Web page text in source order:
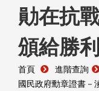
校史館簡介
藏品清單全覽
資料調閱申請
勛在抗
頒給勝
首頁
進階查詢
國民政府勳章證書－